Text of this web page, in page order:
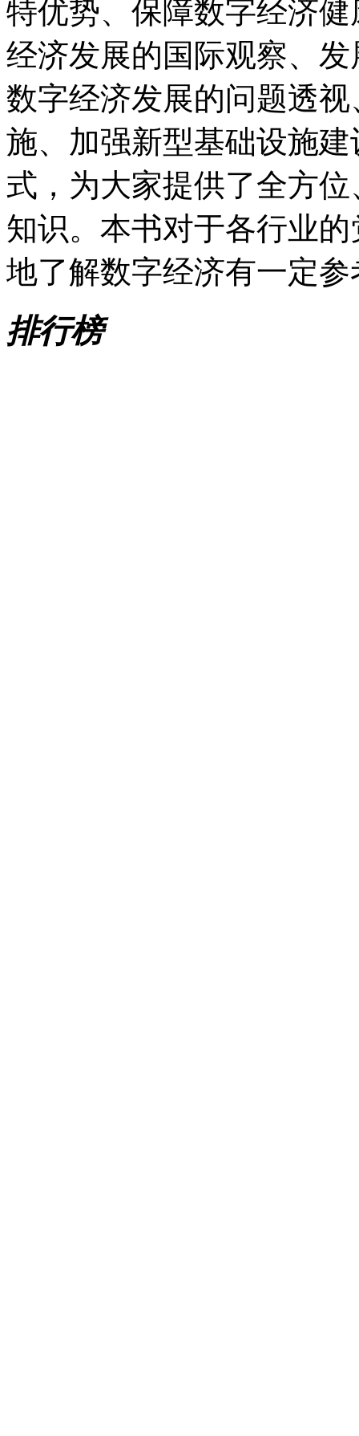
特优势、保障数字经济
经济发展的国际观察、
数字经济发展的问题透
施、加强新型基础设施
式，为大家提供了全方
知识。本书对于各行业
地了解数字经济有一定
排行榜